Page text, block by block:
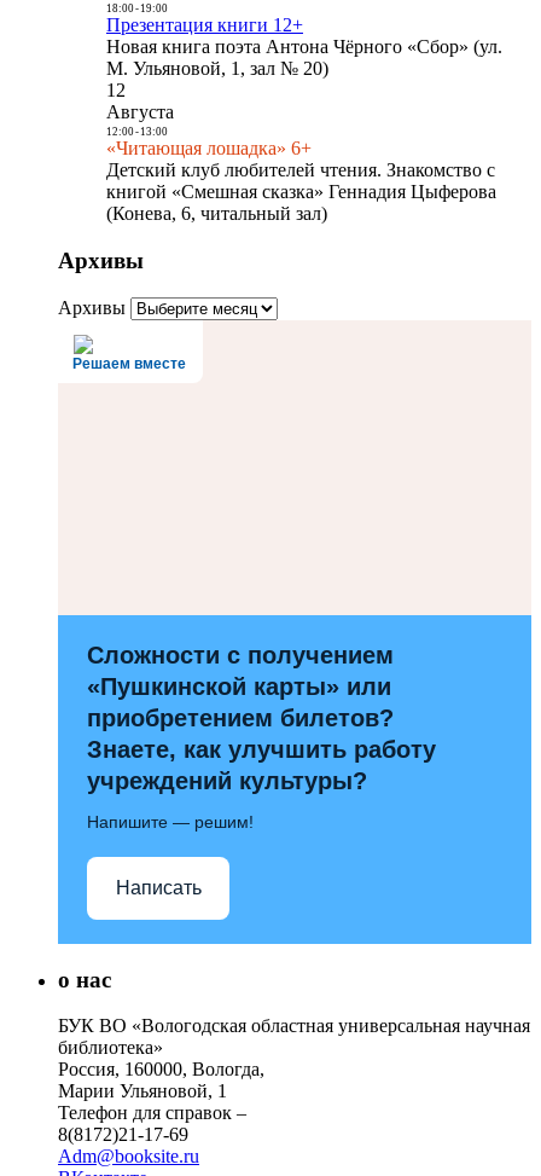
18:00- 19:00
Презентация книги 12+
Новая книга поэта Антона Чёрного «Сбор» (ул.
М. Ульяновой, 1, зал № 20)
12
Августа
12:00- 13:00
«Читающая лошадка» 6+
Детский клуб любителей чтения. Знакомство с
книгой «Смешная сказка» Геннадия Цыферова
(Конева, 6, читальный зал)
Архивы
Архивы
Решаем вместе
Сложности с получением
«Пушкинской карты» или
приобретением билетов?
Знаете, как улучшить работу
учреждений культуры?
Напишите — решим!
Написать
о нас
БУК ВО «Вологодская областная универсальная научная
библиотека»
Россия, 160000, Вологда,
Марии Ульяновой, 1
Телефон для справок –
8(8172)21-17-69
Adm@booksite.ru